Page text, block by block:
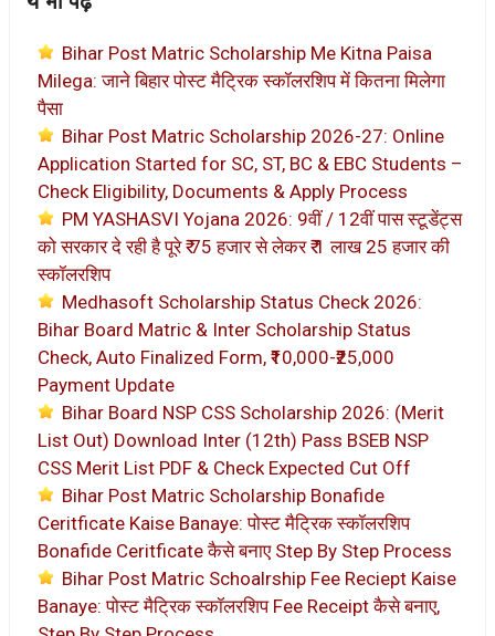
Bihar Post Matric Scholarship Me Kitna Paisa
Milega: जाने बिहार पोस्ट मैट्रिक स्कॉलरशिप में कितना मिलेगा
पैसा
Bihar Post Matric Scholarship 2026-27: Online
Application Started for SC, ST, BC & EBC Students –
Check Eligibility, Documents & Apply Process
PM YASHASVI Yojana 2026: 9वीं / 12वीं पास स्टूडेंट्स
को सरकार दे रही है पूरे ₹ 75 हजार से लेकर ₹ 1 लाख 25 हजार की
स्कॉलरशिप
Medhasoft Scholarship Status Check 2026:
Bihar Board Matric & Inter Scholarship Status
Check, Auto Finalized Form, ₹10,000-₹25,000
Payment Update
Bihar Board NSP CSS Scholarship 2026: (Merit
List Out) Download Inter (12th) Pass BSEB NSP
CSS Merit List PDF & Check Expected Cut Off
Bihar Post Matric Scholarship Bonafide
Ceritficate Kaise Banaye: पोस्ट मैट्रिक स्कॉलरशिप
Bonafide Ceritficate कैसे बनाए Step By Step Process
Bihar Post Matric Schoalrship Fee Reciept Kaise
Banaye: पोस्ट मैट्रिक स्कॉलरशिप Fee Receipt कैसे बनाए,